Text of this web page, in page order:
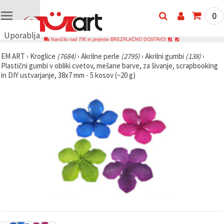
Uporabljamo
🍪
Uporabljamo
piškotke in
prikazujemo
0
Naročilo nad 70€ in prejmite BREZPLAČNO DOSTAVO!
EM ART › Kroglice (7684)› Akrilne perle (2795)› Akrilni gumbi (138)›
Plastični gumbi v obliki cvetov, mešane barve, za šivanje, scrapbooking
in DIY ustvarjanje, 38x7 mm - 5 kosov (~20 g)